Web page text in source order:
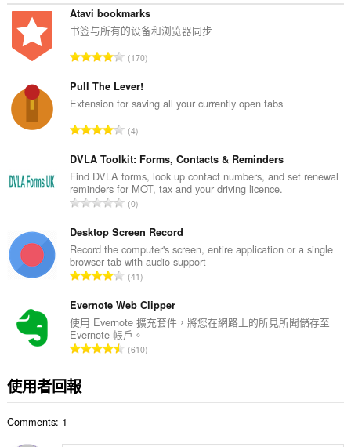
Atavi bookmarks
书签与所有的设备和浏览器同步
評
的
總
數
170
Pull The Lever!
Extension for saving all your currently open tabs
評
的
總
次
數
4
DVLA Toolkit: Forms, Contacts & Reminders
Find DVLA forms, look up contact numbers, and set renewal
reminders for MOT, tax and your driving licence.
評
的
總
次
數
0
Desktop Screen Record
Record the computer's screen, entire application or a single
browser tab with audio support
評
的
總
次
數
41
Evernote Web Clipper
使用 Evernote 擴充套件，將您在網路上的所見所聞儲存至
Evernote 帳戶。
評
:
610
使用者回報
Comments: 1